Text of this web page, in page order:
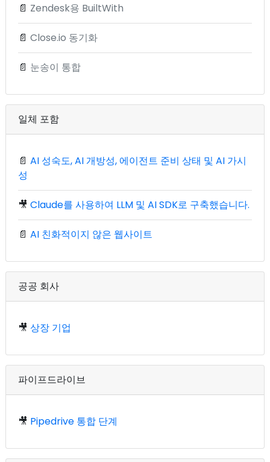
📄 Zendesk용 BuiltWith
📄 Close.io 동기화
📄 눈송이 통합
일체 포함
📄 AI 성숙도, AI 개방성, 에이전트 준비 상태 및 AI 가시
성
🎥 Claude를 사용하여 LLM 및 AI SDK로 구축했습니다.
📄 AI 친화적이지 않은 웹사이트
공공 회사
🎥 상장 기업
파이프드라이브
🎥 Pipedrive 통합 단계